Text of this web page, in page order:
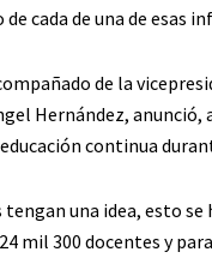
cada de una de esas
de la
Hernández,
continua
tengan una idea, esto
mil 300 docentes y